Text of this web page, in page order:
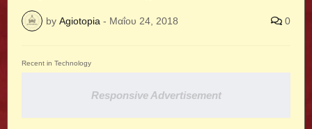
by Agiotopia - Μαΐου 24, 2018 0
Recent in Technology
Responsive Advertisement